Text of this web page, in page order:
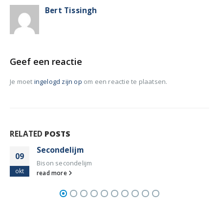
Bert Tissingh
Geef een reactie
Je moet ingelogd zijn op om een reactie te plaatsen.
RELATED POSTS
09
okt
Secondelijm
Bison secondelijm
read more